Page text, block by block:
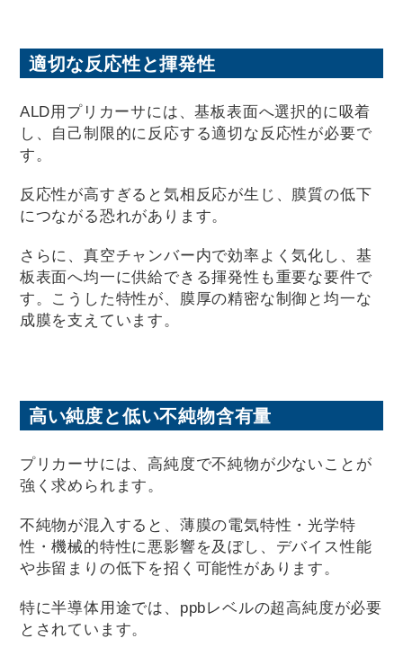
適切な反応性と揮発性
ALD用プリカーサには、基板表面へ選択的に吸着
し、自己制限的に反応する適切な反応性が必要で
す。
反応性が高すぎると気相反応が生じ、膜質の低下
につながる恐れがあります。
さらに、真空チャンバー内で効率よく気化し、基
板表面へ均一に供給できる揮発性も重要な要件で
す。こうした特性が、膜厚の精密な制御と均一な
成膜を支えています。
高い純度と低い不純物含有量
プリカーサには、高純度で不純物が少ないことが
強く求められます。
不純物が混入すると、薄膜の電気特性・光学特
性・機械的特性に悪影響を及ぼし、デバイス性能
や歩留まりの低下を招く可能性があります。
特に半導体用途では、ppbレベルの超高純度が必要
とされています。